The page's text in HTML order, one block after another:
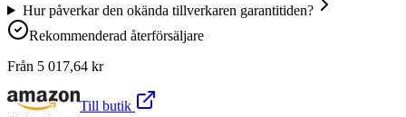
Hur påverkar den okända tillverkaren garantitiden?
Rekommenderad återförsäljare
Från 5 017,64 kr
Till butik